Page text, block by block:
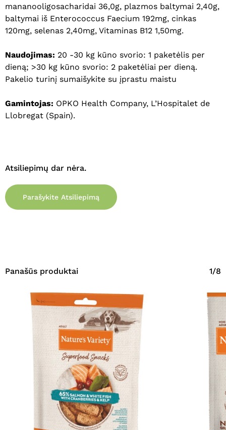
Krepšelyje nėra produktų.
mananooligosacharidai 36,0g, plazmos baltymai 2,40g,
baltymai iš Enterococcus Faecium 192mg, cinkas
120mg, selenas 2,40mg, Vitaminas B12 1,50mg.
Naudojimas: 20 -30 kg kūno svorio: 1 paketėlis per
dieną; >30 kg kūno svorio: 2 paketėliai per dieną.
Pakelio turinį sumaišykite su įprastu maistu
Gamintojas: OPKO Health Company, L’Hospitalet de
Llobregat (Spain).
Atsiliepimų dar nėra.
Parašykite Atsiliepimą
Panašūs produktai 1/8